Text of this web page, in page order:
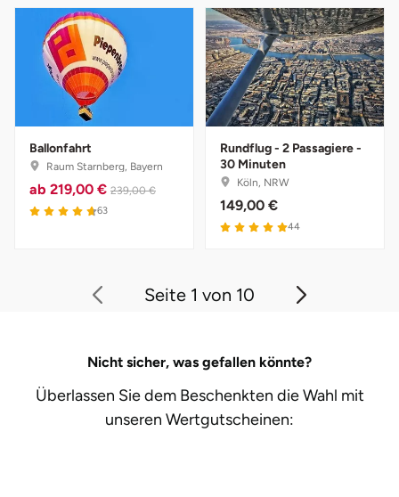
Ballonfahrt
Raum Starnberg, Bayern
ab 219,00 € 239,00 €
63
Rundflug - 2 Passagiere -
30 Minuten
Köln, NRW
149,00 €
44
Seite 1 von 10
Nicht sicher, was gefallen könnte?
Überlassen Sie dem Beschenkten die Wahl mit
unseren Wertgutscheinen: